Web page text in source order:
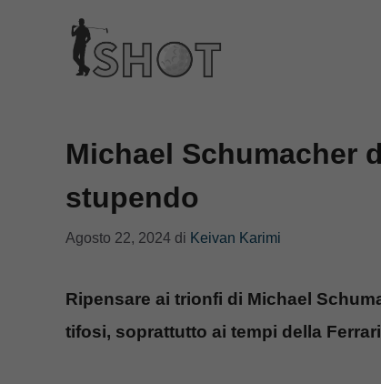
contenuto
Michael Schumacher
stupendo
Agosto 22, 2024 di Keivan Karimi
Ripensare ai trionfi di Michael
tifosi, soprattutto ai tempi della